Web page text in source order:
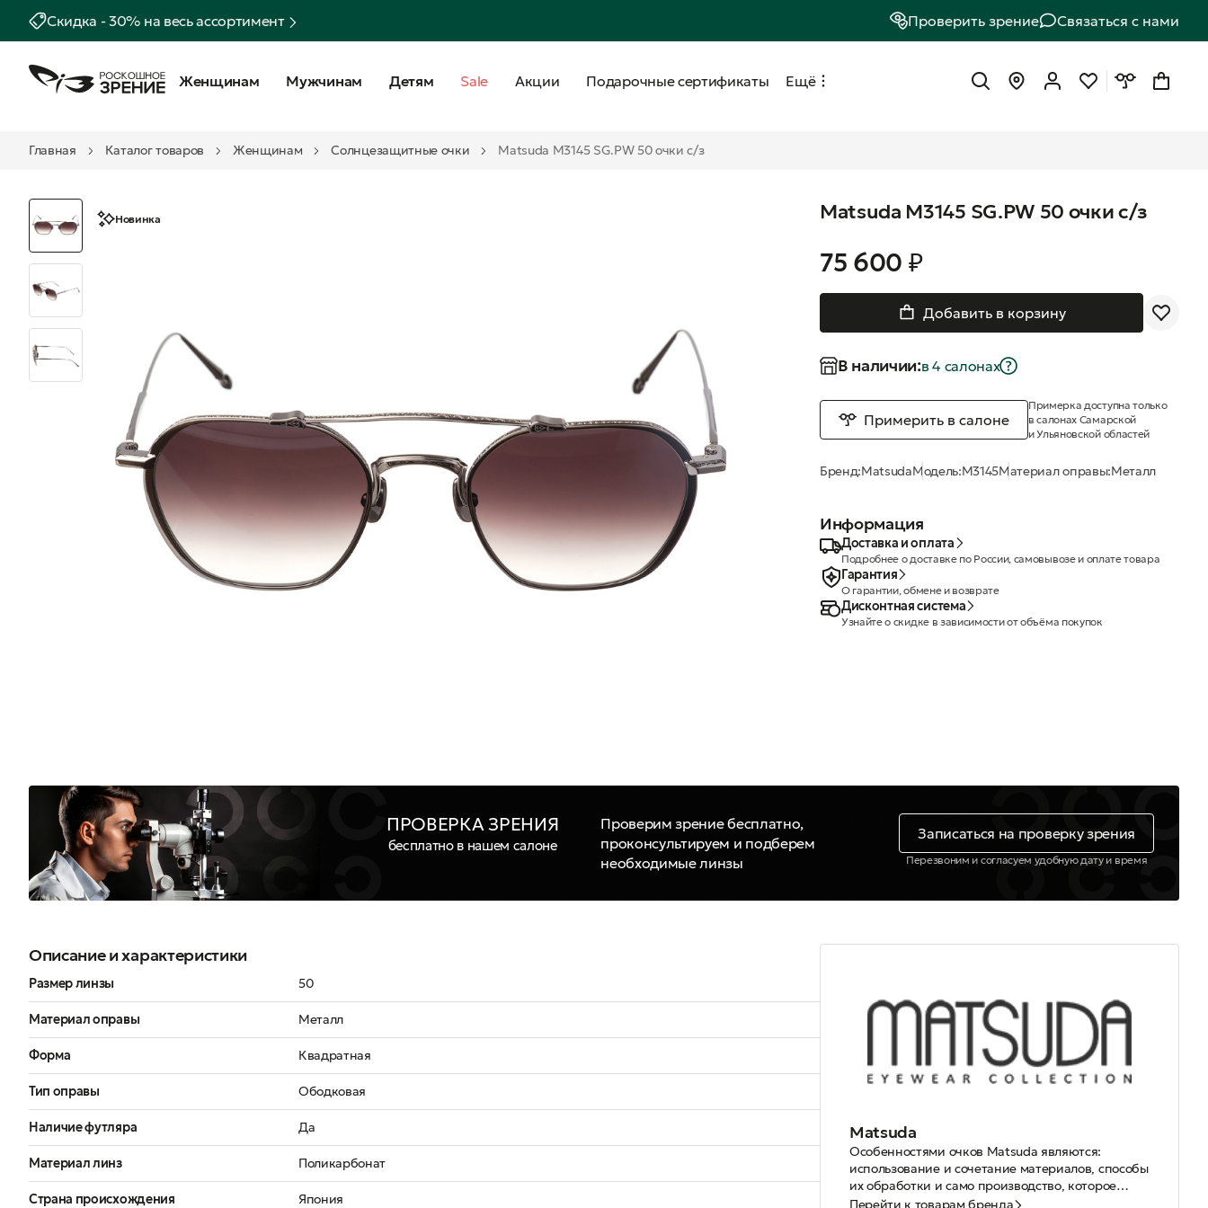
Скидка - 30% на весь ассортимент Проверить зрение Связаться с нами
Женщинам Мужчинам Детям Sale Акции Подарочные сертификаты Ещё
Главная Каталог товаров Женщинам Солнцезащитные очки Matsuda M3145 SG.PW 50 очки с/з
Новинка Matsuda M3145 SG.PW 50 очки с/з
75 600 ₽
Добавить в корзину
В наличии:в 4 салонах
Примерить в салоне
Примерка доступна только
в салонах Самарской
и Ульяновской областей
Бренд:MatsudaМодель:M3145Материал оправы:Металл
Информация
Доставка и оплата
Подробнее о доставке по России, самовывозе и оплате товара
Гарантия
О гарантии, обмене и возврате
Дисконтная система
Узнайте о скидке в зависимости от объёма покупок
ПРОВЕРКА ЗРЕНИЯ
бесплатно в нашем салоне
Проверим зрение бесплатно,
проконсультируем и подберем
необходимые линзы
Записаться на проверку зрения
Перезвоним и согласуем удобную дату и время
Описание и характеристики
Размер линзы 50
Материал оправы Металл
Форма Квадратная
Тип оправы Ободковая
Наличие футляра Да
Материал линз Поликарбонат
Страна происхождения Япония
Matsuda
Особенностями очков Matsuda являются:
использование и сочетание материалов, способы
их обработки и само производство, которое
состоит из более чем 250 действий.
При создании неповторимых образов, много сил
Перейти к товарам бренда